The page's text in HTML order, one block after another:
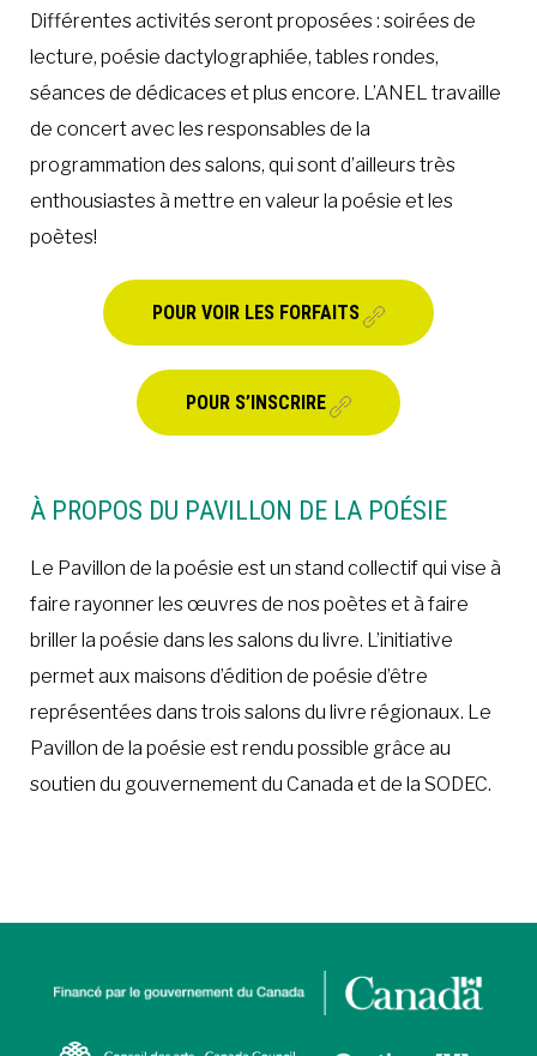
Différentes activités seront proposées : soirées de
lecture, poésie dactylographiée, tables rondes,
séances de dédicaces et plus encore. L’ANEL travaille
de concert avec les responsables de la
programmation des salons, qui sont d’ailleurs très
enthousiastes à mettre en valeur la poésie et les
poètes!
POUR VOIR LES FORFAITS
POUR S’INSCRIRE
À PROPOS DU PAVILLON DE LA POÉSIE
Le Pavillon de la poésie est un stand collectif qui vise à
faire rayonner les œuvres de nos poètes et à faire
briller la poésie dans les salons du livre. L’initiative
permet aux maisons d’édition de poésie d’être
représentées dans trois salons du livre régionaux. Le
Pavillon de la poésie est rendu possible grâce au
soutien du gouvernement du Canada et de la SODEC.